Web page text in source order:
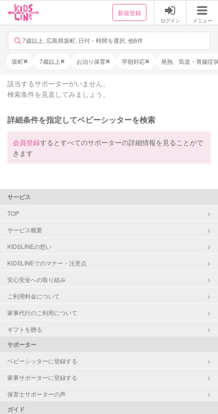
新規登録
ログイン メニュー
7歳以上, 広島県坂町, 日付・時間を選択, 他6件
坂町 7歳以上 お泊り保育 早朝対応 発熱、気道・胃腸症
該当するサポーターがいません。
検索条件を見直してみましょう。
詳細条件を指定してベビーシッターを検索
会員登録するとすべてのサポーターの詳細情報を見ることがで
きます
サービス
TOP
サービス概要
KIDSLINEの想い
KIDSLINEでのマナー・注意点
安心安全への取り組み
ご利用料金について
家事代行のご利用について
ギフトを贈る
サポーター
ベビーシッターに登録する
家事サポーターに登録する
保育士サポーターの声
ガイド